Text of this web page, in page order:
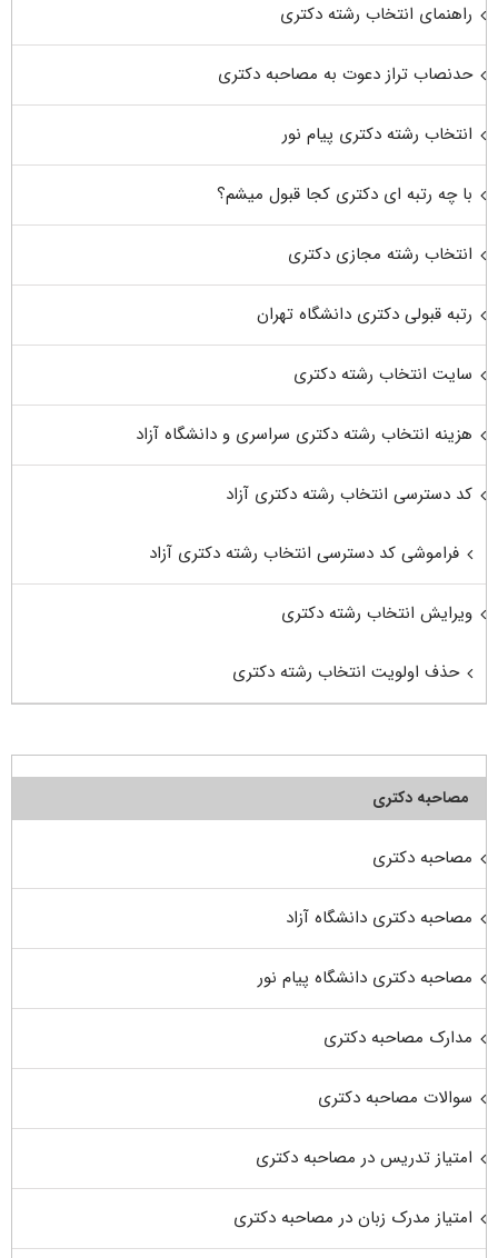
راهنمای انتخاب رشته دکتری
حدنصاب تراز دعوت به مصاحبه دکتری
انتخاب رشته دکتری پیام نور
با چه رتبه ای دکتری کجا قبول میشم؟
انتخاب رشته مجازی دکتری
رتبه قبولی دکتری دانشگاه تهران
سایت انتخاب رشته دکتری
هزینه انتخاب رشته دکتری سراسری و دانشگاه آزاد
کد دسترسی انتخاب رشته دکتری آزاد
فراموشی کد دسترسی انتخاب رشته دکتری آزاد
ویرایش انتخاب رشته دکتری
حذف اولویت انتخاب رشته دکتری
مصاحبه دکتری
مصاحبه دکتری
مصاحبه دکتری دانشگاه آزاد
مصاحبه دکتری دانشگاه پیام نور
مدارک مصاحبه دکتری
سوالات مصاحبه دکتری
امتیاز تدریس در مصاحبه دکتری
امتیاز مدرک زبان در مصاحبه دکتری